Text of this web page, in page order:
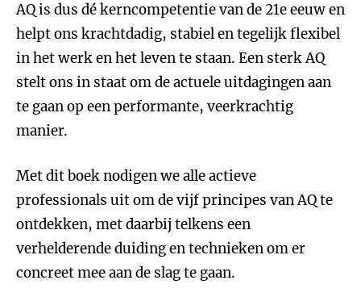
AQ is dus dé kerncompetentie van de 21e eeuw en
helpt ons krachtdadig, stabiel en tegelijk flexibel
in het werk en het leven te staan. Een sterk AQ
stelt ons in staat om de actuele uitdagingen aan
te gaan op een performante, veerkrachtig
manier.
Met dit boek nodigen we alle actieve
professionals uit om de vijf principes van AQ te
ontdekken, met daarbij telkens een
verhelderende duiding en technieken om er
concreet mee aan de slag te gaan.